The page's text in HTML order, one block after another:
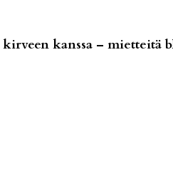
kanssa – mietteitä